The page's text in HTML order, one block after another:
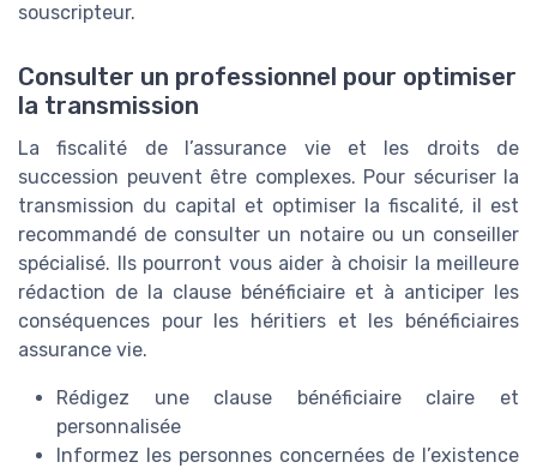
souscripteur.
Consulter un professionnel pour optimiser
la transmission
La fiscalité de l’assurance vie et les droits de
succession peuvent être complexes. Pour sécuriser la
transmission du capital et optimiser la fiscalité, il est
recommandé de consulter un notaire ou un conseiller
spécialisé. Ils pourront vous aider à choisir la meilleure
rédaction de la clause bénéficiaire et à anticiper les
conséquences pour les héritiers et les bénéficiaires
assurance vie.
Rédigez une clause bénéficiaire claire et
personnalisée
Informez les personnes concernées de l’existence